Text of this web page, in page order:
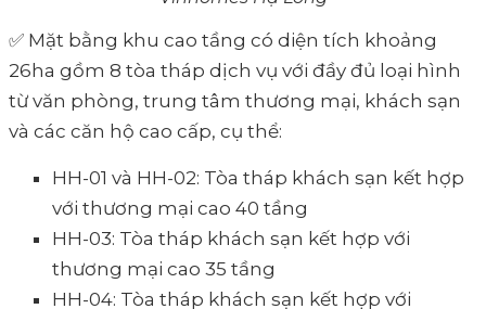
✅ Mặt bằng khu cao tầng có diện tích khoảng
26ha gồm 8 tòa tháp dịch vụ với đầy đủ loại hình
từ văn phòng, trung tâm thương mại, khách sạn
và các căn hộ cao cấp, cụ thể:
HH-01 và HH-02: Tòa tháp khách sạn kết hợp
với thương mại cao 40 tầng
HH-03: Tòa tháp khách sạn kết hợp với
thương mại cao 35 tầng
HH-04: Tòa tháp khách sạn kết hợp với